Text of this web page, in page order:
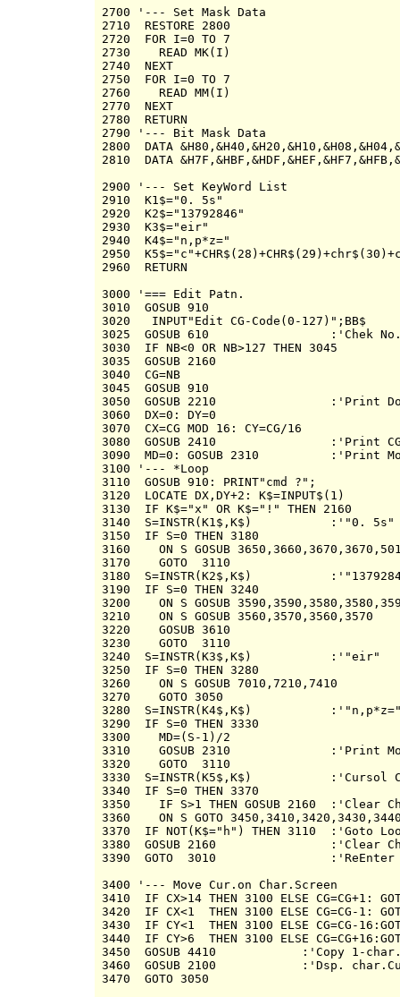
2700 '--- Set Mask Data
2710  RESTORE 2800
2720  FOR I=0 TO 7
2730    READ MK(I)
2740  NEXT
2750  FOR I=0 TO 7
2760    READ MM(I)
2770  NEXT
2780  RETURN
2790 '--- Bit Mask Data
2800  DATA
2810  DATA
2900 '--- Set KeyWord List
2910  K1$="0. 5s"
2920  K2$="13792846"
2930  K3$="eir"
2940  K4$="n,p*z="
2950
2960  RETURN
3000 '=== Edit Patn.
3010  GOSUB 910
3020   INPUT"Edit CG-Code(0-127)";BB$
3025  GOSUB 610                 :'Chek
3030  IF NB<0 OR NB>127 THEN 3045
3035  GOSUB 2160
3040  CG=NB
3045  GOSUB 910
3050  GOSUB 2210                :'Print
3060  DX=0: DY=0
3070  CX=CG MOD 16: CY=CG/16
3080  GOSUB 2410                :'Print CG
3090  MD=0: GOSUB 2310          :'Print
3100 '--- *Loop
3110  GOSUB 910: PRINT"cmd ?";
3120  LOCATE DX,DY+2: K$=INPUT$(1)
3130  IF K$="x" OR K$="!" THEN 2160
3140  S=INSTR(K1$,K$)           :'"0. 5s"
3150  IF S=0 THEN 3180
3160    ON S GOSUB
3170    GOTO  3110
3180  S=INSTR(K2$,K$)
3190  IF S=0 THEN 3240
3200    ON S GOSUB
3210    ON S GOSUB 3560,3570,3560,3570
3220    GOSUB 3610
3230    GOTO  3110
3240  S=INSTR(K3$,K$)           :'"eir"
3250  IF S=0 THEN 3280
3260    ON S GOSUB 7010,7210,7410
3270    GOTO 3050
3280  S=INSTR(K4$,K$)
3290  IF S=0 THEN 3330
3300    MD=(S-1)/2
3310    GOSUB 2310              :'Print
3320    GOTO  3110
3330  S=INSTR(K5$,K$)           :'Cursol
3340  IF S=0 THEN 3370
3350    IF S>1 THEN GOSUB 2160  :'Clear
3360    ON S GOTO
3370  IF NOT(K$="h") THEN 3110  :'Goto
3380  GOSUB 2160                :'Clear
3390  GOTO  3010                :'ReEnter
3400 '--- Move Cur.on Char.Screen
3410  IF CX>14 THEN 3100 ELSE CG=CG+1:
3420  IF CX<1  THEN 3100 ELSE CG=CG-1:
3430  IF CY<1  THEN 3100 ELSE CG=CG-
3440  IF CY>6  THEN 3100 ELSE
3450  GOSUB 4410            :'Copy 1-
3460  GOSUB 2100            :'Dsp.
3470  GOTO 3050